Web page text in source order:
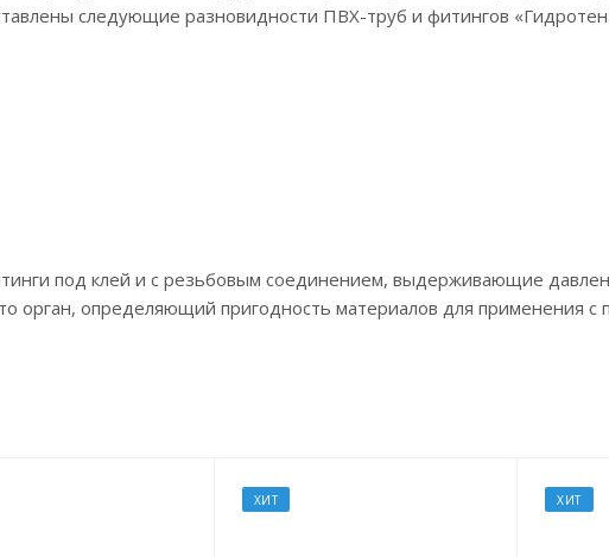
следующие разновидности ПВХ-труб и фитингов
под клей и с резьбовым соединением, выдерживающие
орган, определяющий пригодность материалов для применения с
ХИТ ХИТ